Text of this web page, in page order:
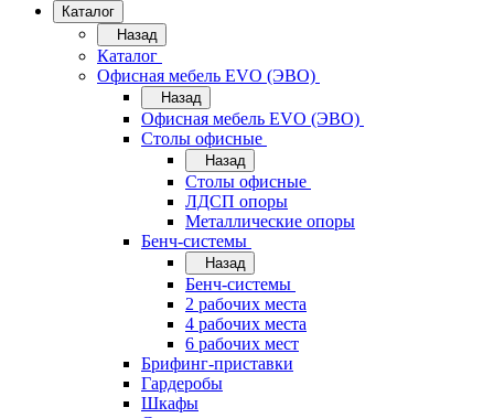
Каталог
Назад
Каталог
Офисная мебель EVO (ЭВО)
Назад
Офисная мебель EVO (ЭВО)
Cтолы офисные
Назад
Cтолы офисные
ЛДСП опоры
Металлические опоры
Бенч-системы
Назад
Бенч-системы
2 рабочих места
4 рабочих места
6 рабочих мест
Брифинг-приставки
Гардеробы
Шкафы